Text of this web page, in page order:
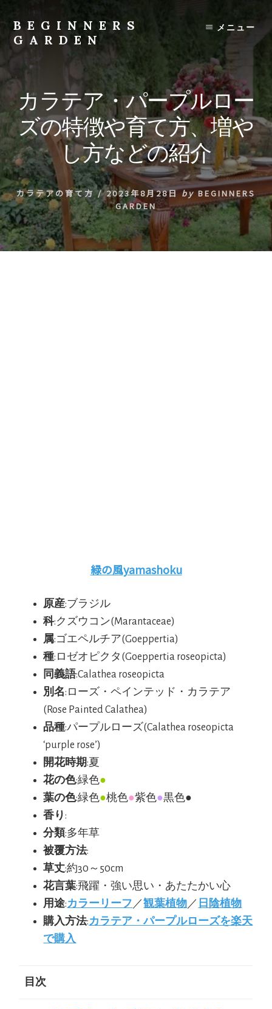
content
BEGINNERS
GARDEN
の
種
類
や
育
て
方
の
紹
介
を
行
メニュー
カラテア・パープルロー
ズの特徴や育て方、増や
し方などの紹介
カラテアの育て方/ 2023年8月28日 by BEGINNERS
GARDEN
緑の風yamashoku
原産:ブラジル
科:クズウコン(Marantaceae)
属:ゴエペルチア(Goeppertia)
種:ロゼオピクタ(Goeppertia roseopicta)
同義語:Calathea roseopicta
別名:ローズ・ペインテッド・カラテア
(Rose Painted Calathea)
品種:パープルローズ(Calathea roseopicta
‘purple rose’)
開花時期:夏
花の色:緑色●
葉の色:緑色●桃色●紫色●黒色●
香り:
分類:多年草
被覆方法:
草丈:約30～50cm
花言葉:飛躍・強い思い・あたたかい心
用途:カラーリーフ ／観葉植物 ／ 日陰植物
購入方法:カラテア・パープルローズを楽天
で購入
目次